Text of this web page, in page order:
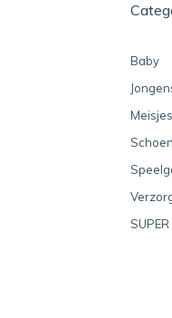
Baby
Meisjes
SUPER